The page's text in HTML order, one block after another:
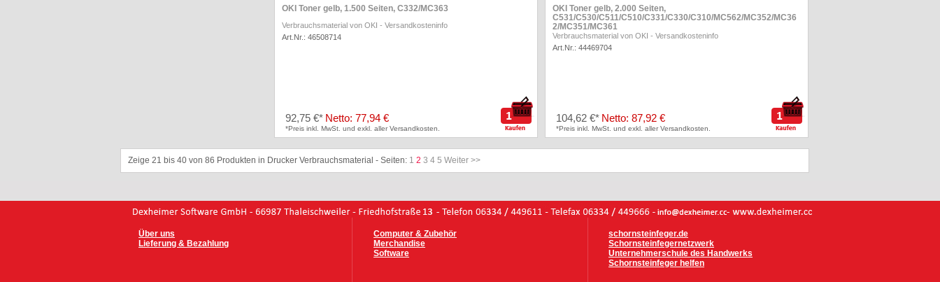
92,75 €* Netto: 77,94 €
*Preis inkl. MwSt. und exkl. aller Versandkosten.
OKI Toner gelb, 1.500 Seiten, C332/MC363
Verbrauchsmaterial von OKI - Versandkosteninfo
Art.Nr.: 46508714
104,62 €* Netto: 87,92 €
*Preis inkl. MwSt. und exkl. aller Versandkosten.
OKI Toner gelb, 2.000 Seiten,
C531/C530/C511/C510/C331/C330/C310/MC562/MC352/MC36
2/MC351/MC361
Verbrauchsmaterial von OKI - Versandkosteninfo
Art.Nr.: 44469704
Zeige 21 bis 40 von 86 Produkten in Drucker Verbrauchsmaterial - Seiten: 1 2 3 4 5 Weiter >>
Über uns
Lieferung & Bezahlung
Computer & Zubehör
Merchandise
Software
schornsteinfeger.de
Schornsteinfegernetzwerk
Unternehmerschule des Handwerks
Schornsteinfeger helfen